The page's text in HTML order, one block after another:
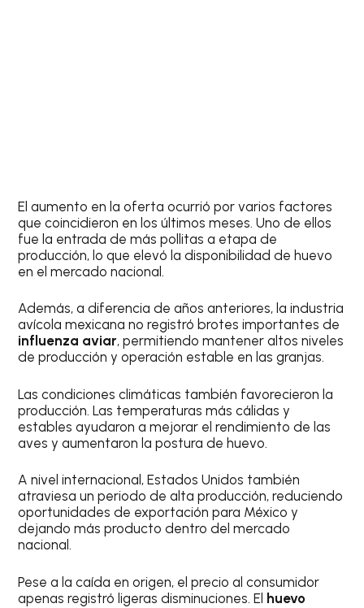
El aumento en la oferta ocurrió por varios factores
que coincidieron en los últimos meses. Uno de ellos
fue la entrada de más pollitas a etapa de
producción, lo que elevó la disponibilidad de huevo
en el mercado nacional.
Además, a diferencia de años anteriores, la industria
avícola mexicana no registró brotes importantes de
influenza aviar, permitiendo mantener altos niveles
de producción y operación estable en las granjas.
Las condiciones climáticas también favorecieron la
producción. Las temperaturas más cálidas y
estables ayudaron a mejorar el rendimiento de las
aves y aumentaron la postura de huevo.
A nivel internacional, Estados Unidos también
atraviesa un periodo de alta producción, reduciendo
oportunidades de exportación para México y
dejando más producto dentro del mercado
nacional.
Pese a la caída en origen, el precio al consumidor
apenas registró ligeras disminuciones. El huevo